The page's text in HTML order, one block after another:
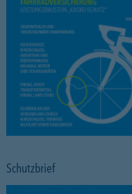
Schutzbrief